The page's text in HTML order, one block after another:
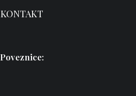
KONTAKT
Poveznice: